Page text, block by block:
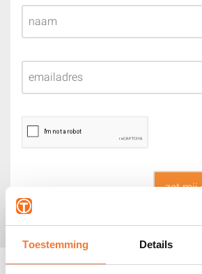
Toestemming Details
Locatie